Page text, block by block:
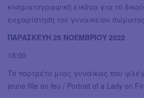
κινηματογραφική εικόνα για το
ευχαρίστηση του γυναικείου
ΠΑΡΑΣΚΕΥΗ 25 ΝΟΕΜΒΡΙΟΥ 2022
18:00
Το πορτρέτο μιας γυναίκας που
jeune fille en feu / Portrait of a Lady on